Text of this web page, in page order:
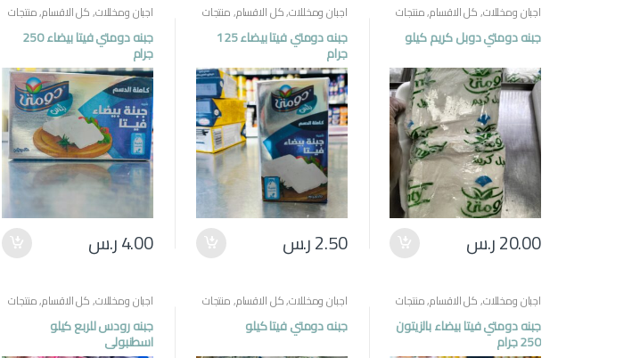
اجبان ومخللات,كل الاقسام,منتجات
مصرية
جبنه دومتي دوبل كريم كيلو
20.00ر.س
اجبان ومخللات,كل الاقسام,منتجات
مصرية
جبنه دومتي فيتا بيضاء 125
جرام
2.50ر.س
اجبان ومخللات,كل الاقسام,منتجات
مصرية
جبنه دومتي فيتا بيضاء 250
جرام
4.00ر.س
اجبان ومخللات,كل الاقسام,منتجات
مصرية
جبنه دومتي فيتا بيضاء بالزيتون
250 جرام
اجبان ومخللات,كل الاقسام,منتجات
مصرية
جبنه دومتي فيتا كيلو
اجبان ومخللات,كل الاقسام,منتجات
مصرية
جبنه رودس للربع كيلو
اسطنبولي